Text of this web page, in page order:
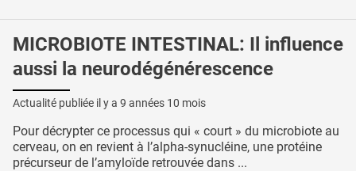
MICROBIOTE INTESTINAL: Il influence
aussi la neurodégénérescence
Actualité publiée il y a 9 années 10 mois
Pour décrypter ce processus qui « court » du microbiote au
cerveau, on en revient à l’alpha-synucléine, une protéine
précurseur de l’amyloïde retrouvée dans ...